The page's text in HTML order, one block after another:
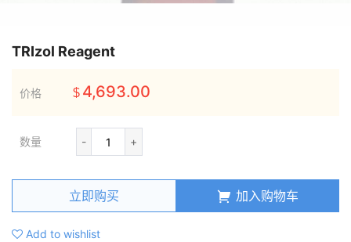
TRIzol Reagent
价格 $ 4,693.00
数量 - +
立即购买 加入购物车
Add to wishlist